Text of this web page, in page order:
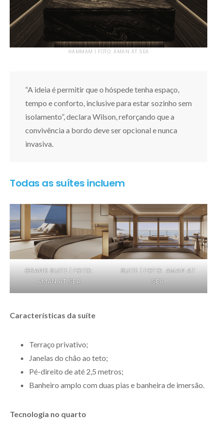
HAMMAM | FOTO: AMAN AT SEA
“A ideia é permitir que o hóspede tenha espaço,
tempo e conforto, inclusive para estar sozinho sem
isolamento”, declara Wilson, reforçando que a
convivência a bordo deve ser opcional e nunca
invasiva.
Todas as suítes incluem
GRAND SUITE | FOTO:
AMAN AT SEA
SUITE | FOTO: AMAN AT
SEA
Características da suíte
Terraço privativo;
Janelas do chão ao teto;
Pé-direito de até 2,5 metros;
Banheiro amplo com duas pias e banheira de imersão.
Tecnologia no quarto